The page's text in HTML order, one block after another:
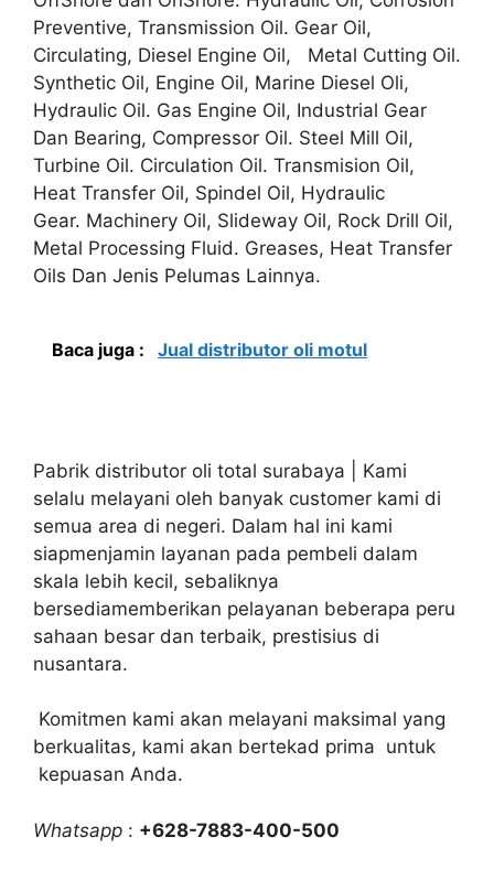
Preventive, Transmission Oil. Gear Oil,
Circulating, Diesel Engine Oil, Metal Cutting Oil.
Synthetic Oil, Engine Oil, Marine Diesel Oli,
Hydraulic Oil. Gas Engine Oil, Industrial Gear
Dan Bearing, Compressor Oil. Steel Mill Oil,
Turbine Oil. Circulation Oil. Transmision Oil,
Heat Transfer Oil, Spindel Oil, Hydraulic
Gear. Machinery Oil, Slideway Oil, Rock Drill Oil,
Metal Processing Fluid. Greases, Heat Transfer
Oils Dan Jenis Pelumas Lainnya.
Baca juga : Jual distributor oli motul
Pabrik distributor oli total surabaya | Kami
selalu melayani oleh banyak customer kami di
semua area di negeri. Dalam hal ini kami
siapmenjamin layanan pada pembeli dalam
skala lebih kecil, sebaliknya
bersediamemberikan pelayanan beberapa peru
sahaan besar dan terbaik, prestisius di
nusantara.
Komitmen kami akan melayani maksimal yang
berkualitas, kami akan bertekad prima untuk
kepuasan Anda.
Whatsapp : +628-7883-400-500